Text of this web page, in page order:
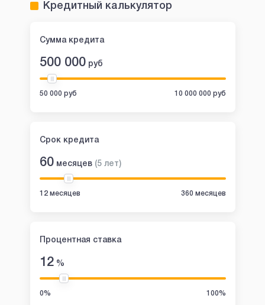
Кредитный калькулятор
Сумма кредита
500 000 руб
50 000 руб 10 000 000 руб
Срок кредита
60 месяцев (5 лет)
12 месяцев 360 месяцев
Процентная ставка
12%
0% 100%